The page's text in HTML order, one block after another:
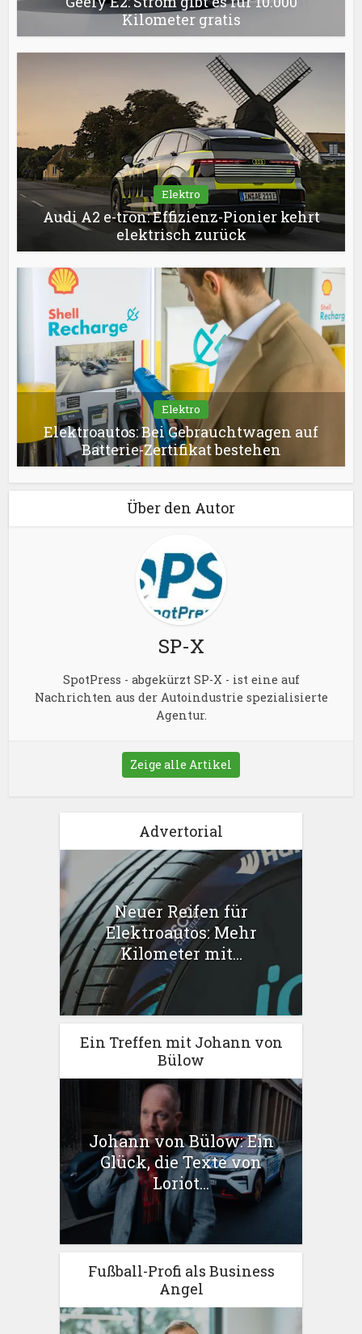
Kilometer gratis
Elektro
Audi A2 e-tron: Effizienz-Pionier kehrt
elektrisch zurück
Elektro
Elektroautos: Bei Gebrauchtwagen auf
Batterie-Zertifikat bestehen
Über den Autor
SP-X
SpotPress - abgekürzt SP-X - ist eine auf
Nachrichten aus der Autoindustrie spezialisierte
Agentur.
Zeige alle Artikel
Advertorial
Neuer Reifen für
Elektroautos: Mehr
Kilometer mit...
Ein Treffen mit Johann von
Bülow
Johann von Bülow: Ein
Glück, die Texte von
Loriot...
Fußball-Profi als Business
Angel